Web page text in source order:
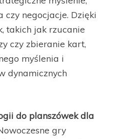
czy negocjacje. Dzięki
takich jak rzucanie
czy zbieranie kart,
myślenia i
dynamicznych
do planszówek dla
gry